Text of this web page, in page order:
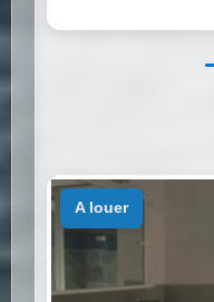
a louer